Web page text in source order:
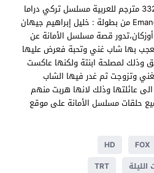
شاهد مسلسل الأمانة الحلقة 332 مترجم للعربية مسلسل تركي دراما
مسلسل الأمانة الحلقة 332 Emanet من بطولة : خليل إبراهيم جيهان
أوزكان،تدور قصة مسلسل الأمانة عن
بها شاب غني وتحبة فعرض عليها
وذلك لمصلحة ابنتة ولكنها عاكست
وتزوجت ثم غدر فيها الشاب
عائلتها وذلك لانها هربت منهم
حلقات مسلسل الأمانة على موقع
FOX
HD
TRT